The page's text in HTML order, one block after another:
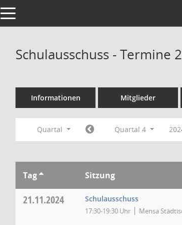
Toggle navigation
Schulausschuss - Termine
Informationen Mitglieder
Quartal Quartal 4
Tag Sitzung
21.11.2024 Schulausschuss
17:30-19:30 Uhr Mensa